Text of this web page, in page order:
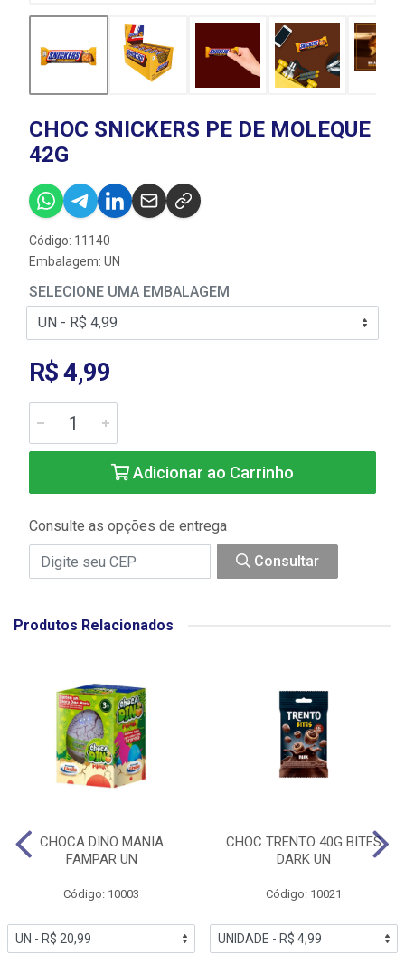
CHOC SNICKERS PE DE MOLEQUE
42G
Código: 11140
Embalagem: UN
SELECIONE UMA EMBALAGEM
R$ 4,99
Adicionar ao Carrinho
Consulte as opções de entrega
Consultar
Produtos Relacionados
CHOCA DINO MANIA
FAMPAR UN
Código: 10003
CHOC TRENTO 40G BITES
DARK UN
Código: 10021